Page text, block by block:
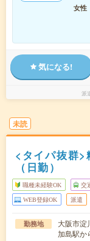
女性
気になる!
派
未読
<タイパ抜群>
（日勤）
職種未経験OK 交
WEB登録OK 派遣
勤務地
大阪市淀
加島駅か